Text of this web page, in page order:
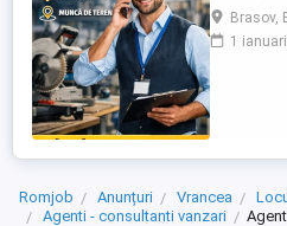
echipa de
Vânzări
rezultate,
Brasov,
1
Romjob Anunțuri Vrancea
Agenti - consultanti vanzari